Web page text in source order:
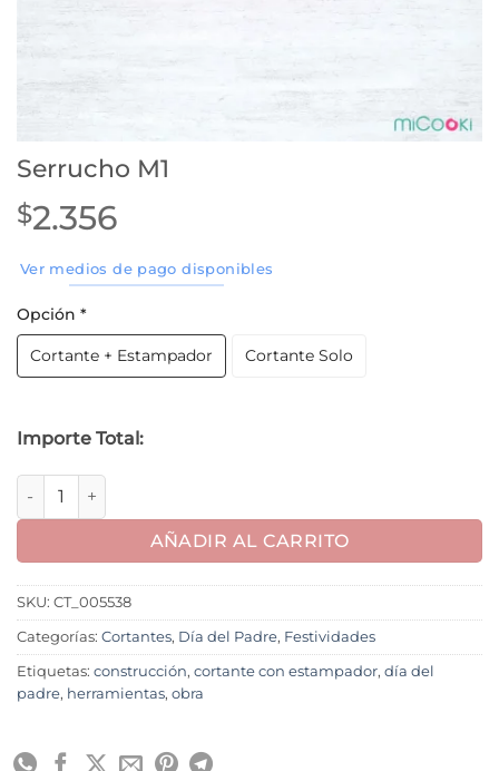
Serrucho M1
$2.356
Ver medios de pago disponibles
Opción *
Cortante + Estampador Cortante Solo
Importe Total:
Serrucho M1 cantidad
AÑADIR AL CARRITO
SKU: CT_005538
Categorías: Cortantes, Día del Padre, Festividades
Etiquetas: construcción, cortante con estampador, día del
padre, herramientas, obra